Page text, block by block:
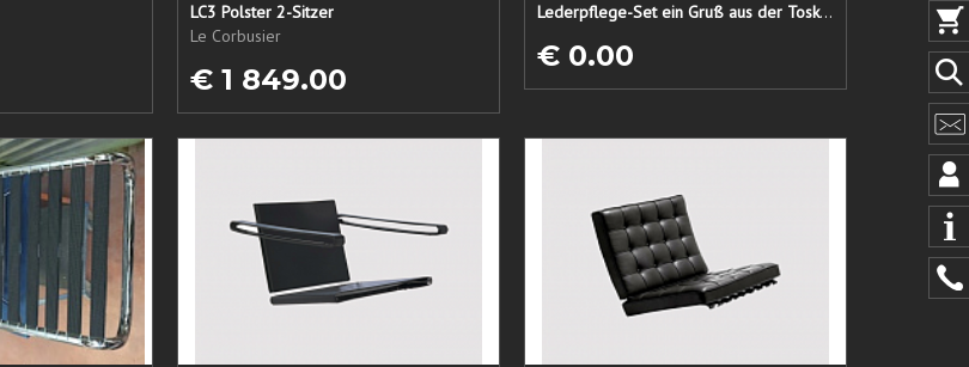
LC3 Polster 2-Sitzer
Le Corbusier
€ 1 849.00
Lederpflege-Set ein Gruß aus der Toskana...
€ 0.00